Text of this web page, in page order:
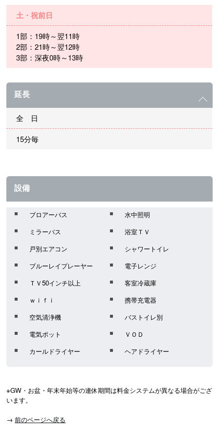
土・祝前日
1部：19時～翌11時
2部：21時～翌12時
3部：深夜0時～13時
延長
全 日
15分毎
設備
ブロアーバス
水中照明
ミラーバス
浴室ＴＶ
戸別エアコン
シャワートイレ
ブルーレイプレーヤー
電子レンジ
ＴＶ50インチ以上
客室冷蔵庫
ｗｉｆｉ
携帯充電器
空気清浄機
バストイレ別
電気ポット
ＶＯＤ
カールドライヤー
ヘアドライヤー
※GW・お盆・年末年始等の連休期間は料金システムが異なる場合がござ
います。
→ 前のページへ戻る